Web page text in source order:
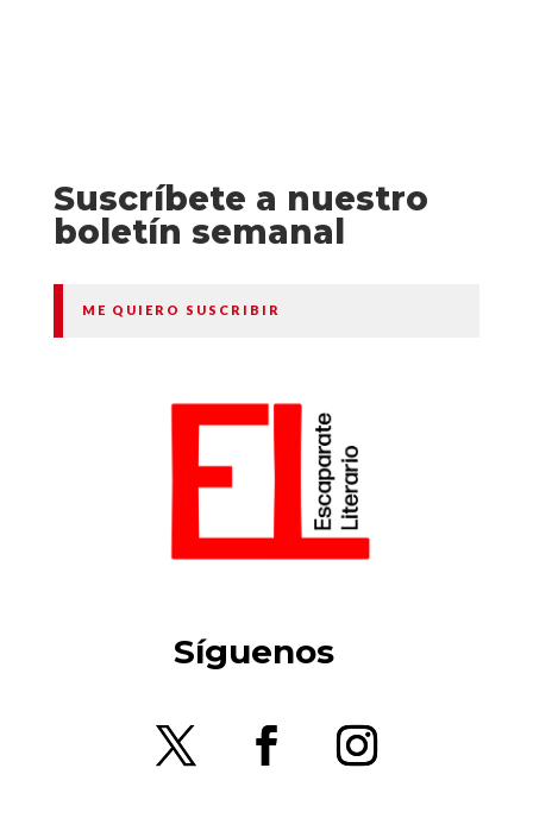
Suscríbete a nuestro
boletín semanal
ME QUIERO SUSCRIBIR
Síguenos